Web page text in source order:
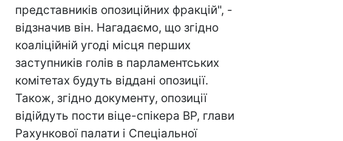
представників опозиційних фракцій", -
відзначив він. Нагадаємо, що згідно
коаліційній угоді місця перших
заступників голів в парламентських
комітетах будуть віддані опозиції.
Також, згідно документу, опозиції
відійдуть пости віце-спікера ВР, глави
Рахункової палати і Спеціальної